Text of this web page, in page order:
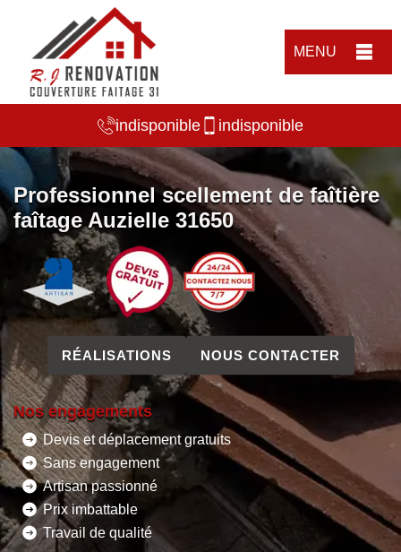
MENU
indisponible indisponible
Professionnel scellement de faîtière
faîtage Auzielle 31650
RÉALISATIONS NOUS CONTACTER
Nos engagements
Devis et déplacement gratuits
Sans engagement
Artisan passionné
Prix imbattable
Travail de qualité